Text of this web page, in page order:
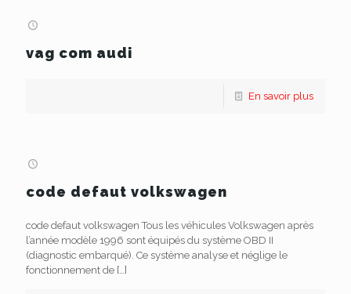
vag com audi
En savoir plus
code defaut volkswagen
code defaut volkswagen Tous les véhicules Volkswagen après
l’année modèle 1996 sont équipés du système OBD II
(diagnostic embarqué). Ce système analyse et néglige le
fonctionnement de […]